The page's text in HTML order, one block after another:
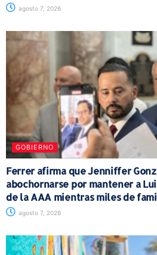
agosto 7, 2026
GOBIERNO
Ferrer afirma que Jenniffer
abochornarse por mantener a
de la AAA mientras miles de
agosto 7, 2026